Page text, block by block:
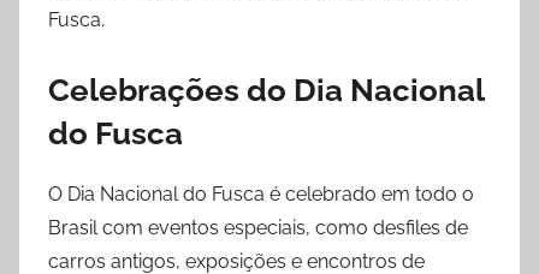
Fusca.
Celebrações do Dia Nacional
do Fusca
O Dia Nacional do Fusca é celebrado em todo o
Brasil com eventos especiais, como desfiles de
carros antigos, exposições e encontros de